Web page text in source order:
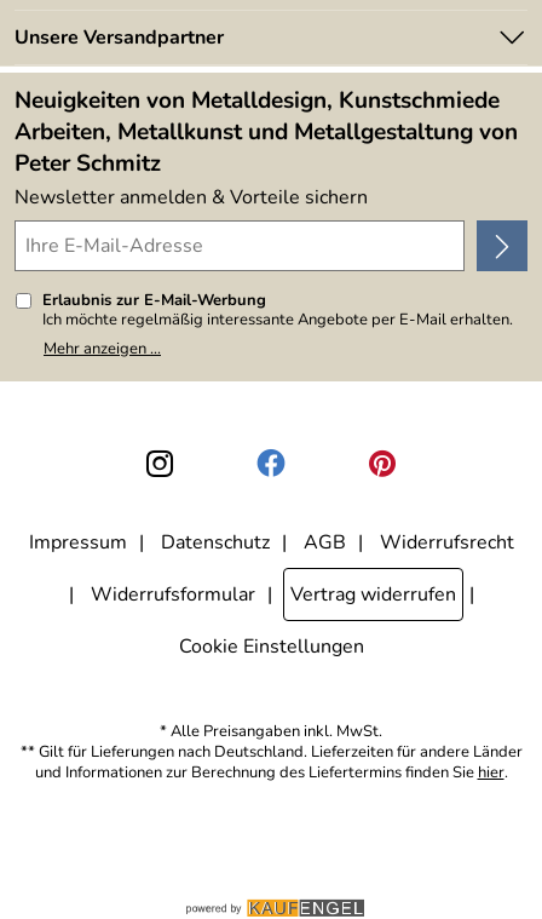
Newsletter
Lieferbedingungen
Kundenbewertungen (394)
4,9/5
Unsere Versandpartner
Neuigkeiten von Metalldesign, Kunstschmiede
Arbeiten, Metallkunst und Metallgestaltung von
Peter Schmitz
Newsletter anmelden & Vorteile sichern
Erlaubnis zur E-Mail-Werbung
Ich möchte regelmäßig interessante Angebote per E-Mail erhalten.
Meine E-Mail-Adresse wird nicht an andere Unternehmen
weitergegeben. Zu statistischen Zwecken wird in anonymer Form
den Link "Abmelden" am Ende des Newsletters anklicke. Die
Datenschutzerklärung
habe ich zur Kenntnis genommen.
Mehr anzeigen ...
Impressum Datenschutz AGB
Widerrufsrecht
Widerrufsformular
Vertrag widerrufen
Cookie Einstellungen
* Alle Preisangaben inkl. MwSt.
** Gilt für Lieferungen nach Deutschland. Lieferzeiten für andere Länder
und Informationen zur Berechnung des Liefertermins finden Sie hier.